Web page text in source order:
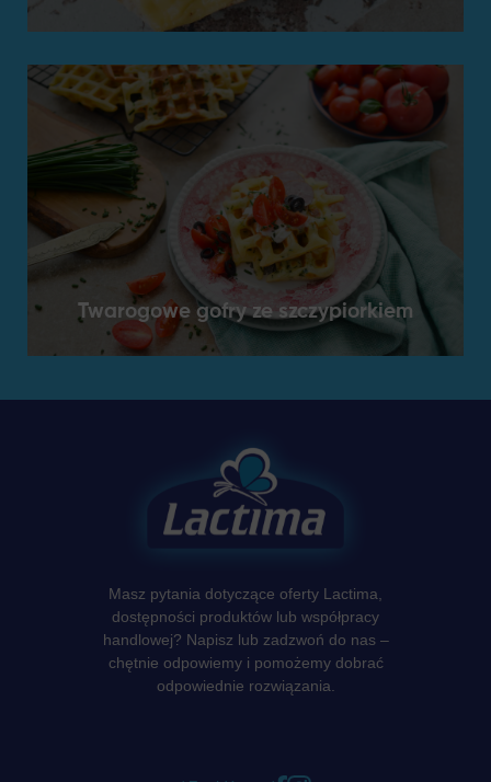
Twarogowe gofry ze szczypiorkiem
Masz pytania dotyczące oferty Lactima,
dostępności produktów lub współpracy
handlowej? Napisz lub zadzwoń do nas –
chętnie odpowiemy i pomożemy dobrać
odpowiednie rozwiązania.